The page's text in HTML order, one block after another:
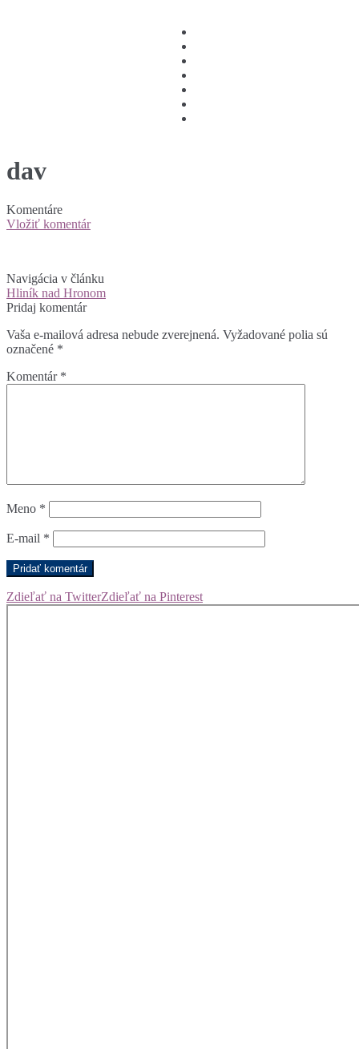
dav
Komentáre
Vložiť komentár
Navigácia v článku
Hliník nad Hronom
Pridaj komentár
Vaša e-mailová adresa nebude zverejnená. Vyžadované polia sú
označené *
Komentár *
Meno *
E-mail *
Zdieľať na TwitterZdieľať na Pinterest